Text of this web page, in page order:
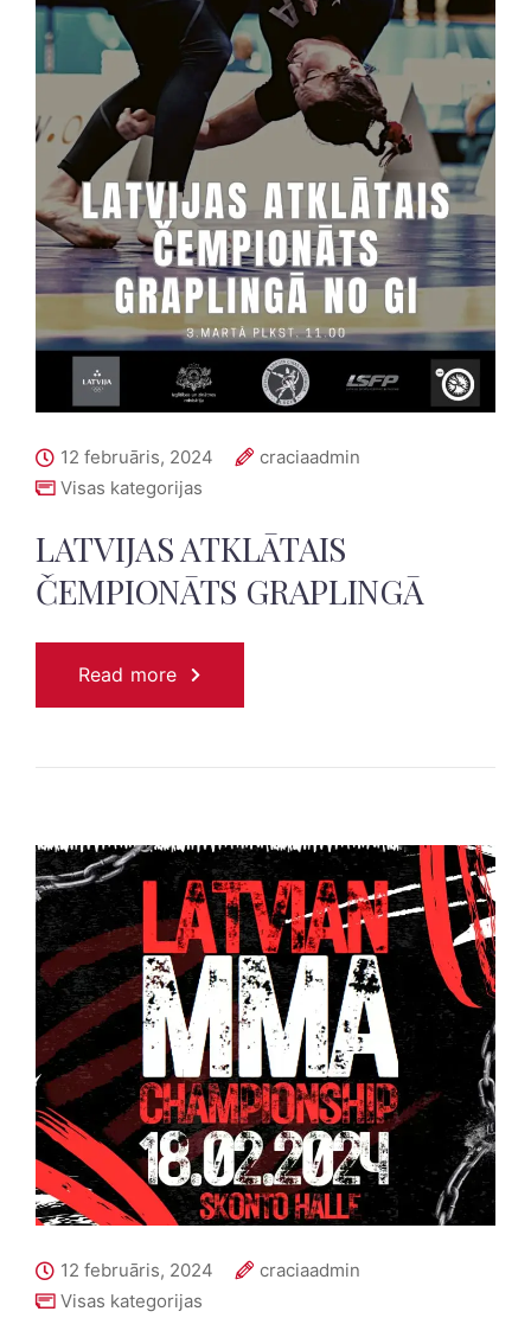
12 februāris, 2024
craciaadmin
Visas kategorijas
LATVIJAS ATKLĀTAIS
ČEMPIONĀTS GRAPLINGĀ
Read more
12 februāris, 2024
craciaadmin
Visas kategorijas